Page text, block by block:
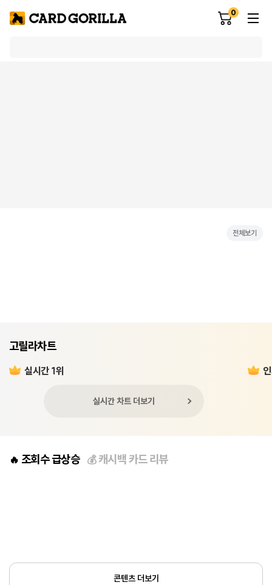
0
전체보기
고릴라차트
실시간 1위
실시간 차트 더보기
🔥 조회수 급상승 💰캐시백 카드 리뷰
콘텐츠 더보기